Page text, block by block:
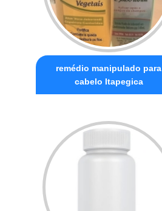
remédio manipulado para
cabelo Itapegica